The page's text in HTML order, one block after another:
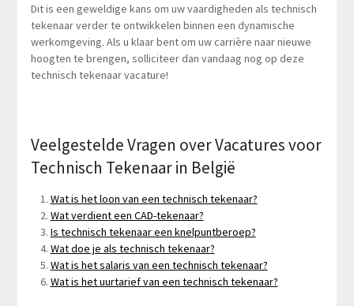
Dit is een geweldige kans om uw vaardigheden als technisch
tekenaar verder te ontwikkelen binnen een dynamische
werkomgeving. Als u klaar bent om uw carrière naar nieuwe
hoogten te brengen, solliciteer dan vandaag nog op deze
technisch tekenaar vacature!
Veelgestelde Vragen over Vacatures voor
Technisch Tekenaar in België
Wat is het loon van een technisch tekenaar?
Wat verdient een CAD-tekenaar?
Is technisch tekenaar een knelpuntberoep?
Wat doe je als technisch tekenaar?
Wat is het salaris van een technisch tekenaar?
Wat is het uurtarief van een technisch tekenaar?